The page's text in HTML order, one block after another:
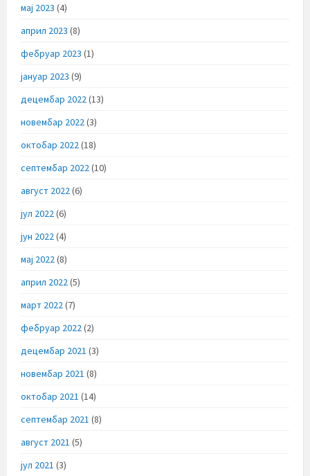
мај 2023 (4)
април 2023 (8)
фебруар 2023 (1)
јануар 2023 (9)
децембар 2022(13)
новембар 2022(3)
октобар 2022(18)
септембар 2022(10)
август 2022(6)
јул 2022(6)
јун 2022(4)
мај 2022(8)
април 2022(5)
март 2022(7)
фебруар 2022(2)
децембар 2021 (3)
новембар 2021 (8)
октобар 2021 (14)
септембар 2021 (8)
август 2021 (5)
јул 2021 (3)